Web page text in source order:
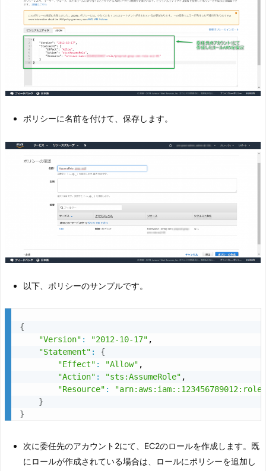
ポリシーに名前を付けて、保存します。
以下、ポリシーのサンプルです。
{
"Version" : "2012-10-17" ,
"Statement" :
{
"Effect" : "Allow" ,
"Action" : "sts:AssumeRole" ,
"Resource" :
}
}
次に委任先のアカウント2にて、EC2のロールを作成します。既
にロールが作成されている場合は、ロールにポリシーを追加し